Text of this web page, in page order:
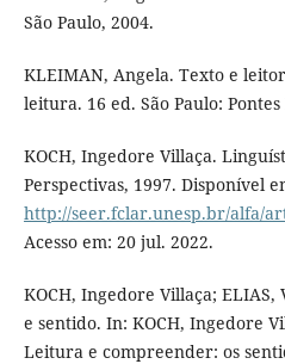
São Paulo, 2004.
KLEIMAN, Angela. Texto e
leitura. 16 ed. São Paulo:
KOCH, Ingedore Villaça.
Perspectivas, 1997. Disponível
http://seer.fclar.unesp.br/alfa/
Acesso em: 20 jul. 2022.
KOCH, Ingedore Villaça;
e sentido. In: KOCH, Ingedore
Leitura e compreender: os